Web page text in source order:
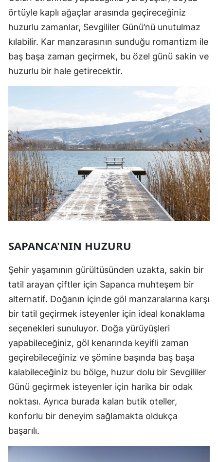
örtüyle kaplı ağaçlar arasında geçireceğiniz
huzurlu zamanlar, Sevgililer Günü’nü unutulmaz
kılabilir. Kar manzarasının sunduğu romantizm ile
baş başa zaman geçirmek, bu özel günü sakin ve
huzurlu bir hale getirecektir.
SAPANCA'NIN HUZURU
Şehir yaşamının gürültüsünden uzakta, sakin bir
tatil arayan çiftler için Sapanca muhteşem bir
alternatif. Doğanın içinde göl manzaralarına karşı
bir tatil geçirmek isteyenler için ideal konaklama
seçenekleri sunuluyor. Doğa yürüyüşleri
yapabileceğiniz, göl kenarında keyifli zaman
geçirebileceğiniz ve şömine başında baş başa
kalabileceğiniz bu bölge, huzur dolu bir Sevgililer
Günü geçirmek isteyenler için harika bir odak
noktası. Ayrıca burada kalan butik oteller,
konforlu bir deneyim sağlamakta oldukça
başarılı.